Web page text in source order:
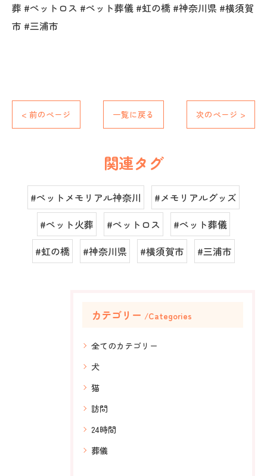
葬 #ペットロス #ペット葬儀 #虹の橋 #神奈川県 #横須賀
市 #三浦市
< 前のページ 一覧に戻る 次のページ >
関連タグ
#ペットメモリアル神奈川
#メモリアルグッズ
#ペット火葬
#ペットロス
#ペット葬儀
#虹の橋
#神奈川県 #横須賀市 #三浦市
カテゴリー Categories
全てのカテゴリー
犬
猫
訪問
24時間
葬儀